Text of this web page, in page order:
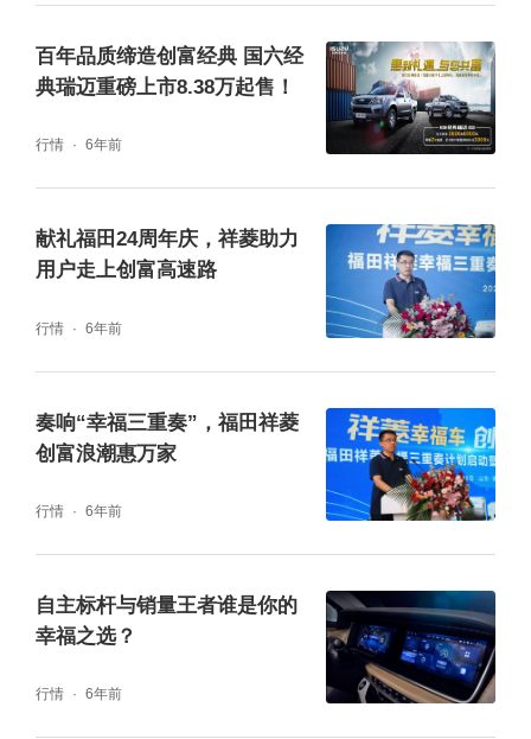
用户根据细分市场分为缤纷水果、激情快运、
幸福家装以及燃情商超四个战队,经过一上午的
激烈角逐,侯超、刘书鑫以及赵洪浩分别获得了
冠亚季军的好成绩,依次获得了3000元、2000
元以及1000元油卡大奖。
随着幸福日的正式启动,活动现场福田祥菱还专
门准备了“福田祥菱用户关爱计划”,要在全国发
展2000名创富之星,共同实现10000名客户创
百年品质缔造创富经典 国六经
典瑞迈重磅上市8.38万起售！
行情 6年前
献礼福田24周年庆，祥菱助力
用户走上创富高速路
行情 6年前
奏响“幸福三重奏”，福田祥菱
创富浪潮惠万家
行情 6年前
自主标杆与销量王者谁是你的
幸福之选？
行情 6年前